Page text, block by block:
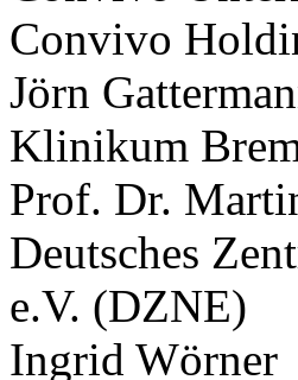
Convivo
Jörn
Klinikum
Prof. Dr.
Deutsches
e.V. (DZNE)
Ingrid Wörner